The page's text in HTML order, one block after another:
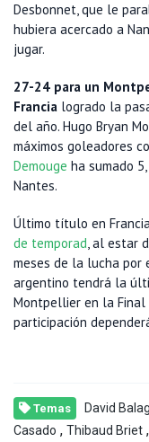
Desbonnet, que le
hubiera acercado a
jugar.
27-24 para un
Francia logrado la
del año. Hugo Bryan
máximos goleadores
Demouge ha sumado
Nantes.
Último título en
de temporad, al estar
meses de la lucha por
argentino tendrá la
Montpellier en la Final
participación
Temas David
Casado , Thibaud Briet ,